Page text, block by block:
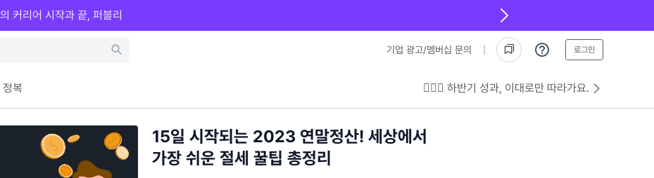
기업 광고/멤버십 문의 로그인
정복 💁🏻‍♂️ 하반기 성과, 이대로만 따라가요.
커리어 시작과 끝, 퍼블리
15일 시작되는 2023 연말정산! 세상에서
가장 쉬운 절세 꿀팁 총정리